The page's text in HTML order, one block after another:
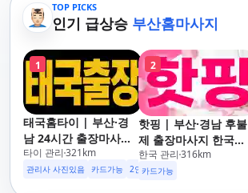
TOP PICKS
인기 급상승 부산홈마사지
1
태국홈타이 | 부산·경
남 24시간 출장마사지
후불제/해운대,사상,광
안리,남포동,구포,덕천,
타이 관리 321km
관리사 사진있음 카드가능 2인이상 할인
2
핫핑 | 부산·경남 후불
제 출장마사지 한국인
관리사
한국 관리 316km
카드가능